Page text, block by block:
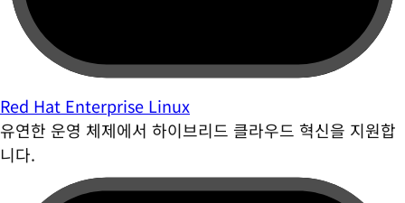
Red Hat Enterprise Linux
유연한 운영 체제에서 하이브리드 클라우드 혁신을 지원합
니다.